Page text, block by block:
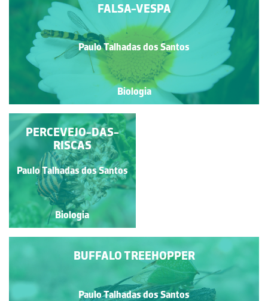
FALSA-VESPA
Paulo Talhadas dos Santos
Biologia
GAFANHOTO-DO-
EGIPTO
Paulo Talhadas dos Santos
Biologia
BUFFALO TREEHOPPER
Paulo Talhadas dos Santos
PERCEVEJO-DAS-
RISCAS
Paulo Talhadas dos Santos
Biologia